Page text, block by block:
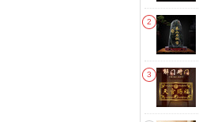
2
3